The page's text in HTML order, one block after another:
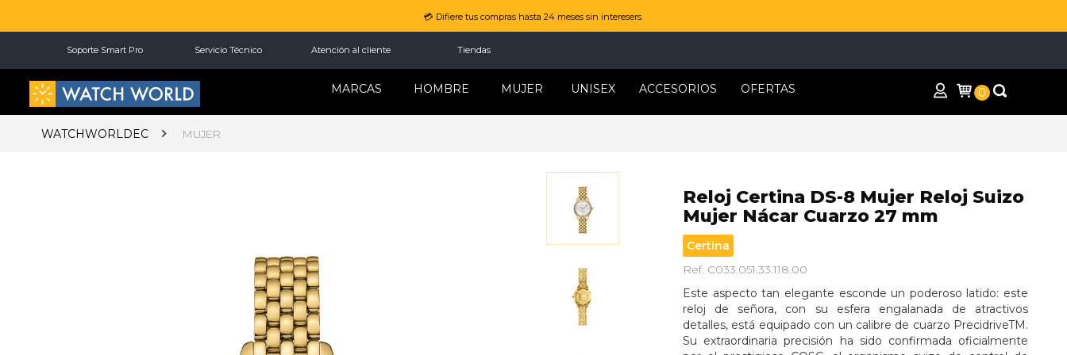
💳 Difiere tus compras hasta 24 meses sin interesers.
Soporte Smart Pro Servicio Técnico Atención al cliente Tiendas
MARCAS HOMBRE MUJER UNISEX ACCESORIOS OFERTAS 0
WATCHWORLDEC MUJER
Reloj Certina DS-8 Mujer Reloj Suizo
Mujer Nácar Cuarzo 27 mm
Certina
Ref. C033.051.33.118.00
Este aspecto tan elegante esconde un poderoso latido: este
reloj de señora, con su esfera engalanada de atractivos
detalles, está equipado con un calibre de cuarzo PrecidriveTM.
Su extraordinaria precisión ha sido confirmada oficialmente